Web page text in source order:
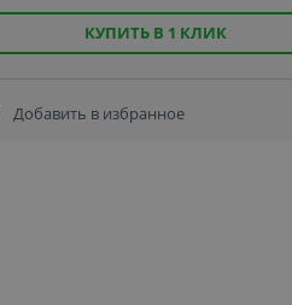
КУПИТЬ В 1 КЛИК
Добавить в избранное